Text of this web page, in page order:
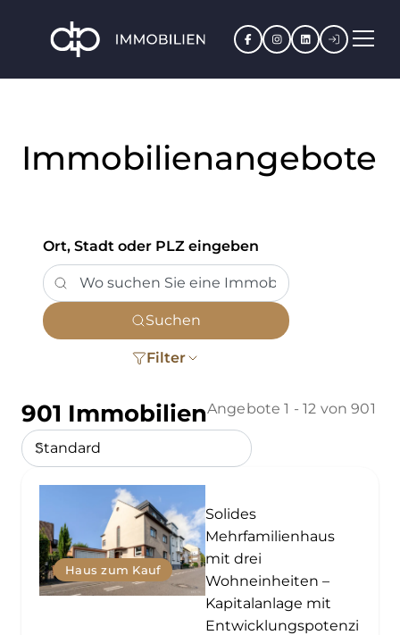
Facebook
Instagram
LinkedIn
Immobilienangebote
Ort, Stadt oder PLZ eingeben
Suchen
Filter
901 ImmobilienAngebote 1 - 12 von 901
Haus zum Kauf
Solides
Mehrfamilienhaus
mit drei
Wohneinheiten –
Kapitalanlage mit
Entwicklungspotenzi